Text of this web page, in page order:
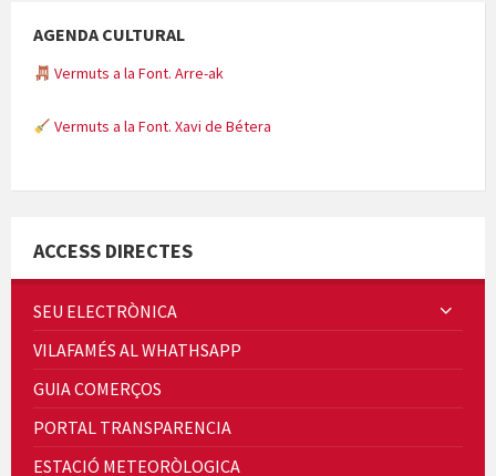
AGENDA CULTURAL
Vermuts a la Font. Arre-ak
Vermuts a la Font. Xavi de Bétera
Quintà Culroja
ACCESS DIRECTES
SEU ELECTRÒNICA
VILAFAMÉS AL WHATHSAPP
GUIA COMERÇOS
PORTAL TRANSPARENCIA
ESTACIÓ METEORÒLOGICA